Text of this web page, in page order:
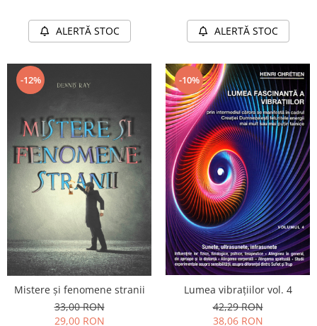
ALERTĂ STOC ALERTĂ STOC
-12%
Mistere și fenomene stranii
33,00 RON
29,00 RON
-10%
Lumea vibrațiilor vol. 4
42,29 RON
38,06 RON